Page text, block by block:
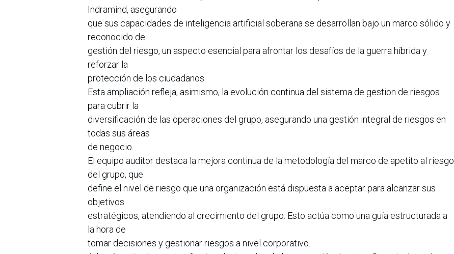
Indramind, asegurando
que sus capacidades de inteligencia artificial soberana se desarrollan bajo un marco sólido y
reconocido de
gestión del riesgo, un aspecto esencial para afrontar los desafíos de la guerra híbrida y
reforzar la
protección de los ciudadanos.
Esta ampliación refleja, asimismo, la evolución continua del sistema de gestion de riesgos
para cubrir la
diversificación de las operaciones del grupo, asegurando una gestión integral de riesgos en
todas sus áreas
de negocio.
El equipo auditor destaca la mejora continua de la metodología del marco de apetito al riesgo
del grupo, que
define el nivel de riesgo que una organización está dispuesta a aceptar para alcanzar sus
objetivos
estratégicos, atendiendo al crecimiento del grupo. Esto actúa como una guía estructurada a
la hora de
tomar decisiones y gestionar riesgos a nivel corporativo.